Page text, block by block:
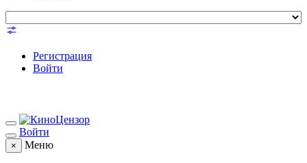
Регистрация
Войти
Войти
× Меню